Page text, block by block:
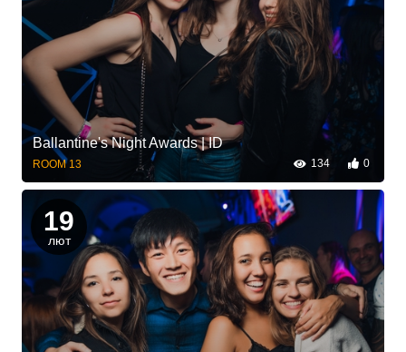
Ballantine's Night Awards | ID
ROOM 13 134 0
19
лют